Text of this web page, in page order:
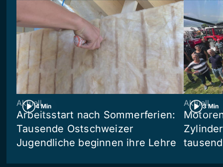
4 Min
Aktuell
Arbeitsstart nach Sommerferien:
Tausende Ostschweizer
Jugendliche beginnen ihre Lehre
3 Min
Aktuell